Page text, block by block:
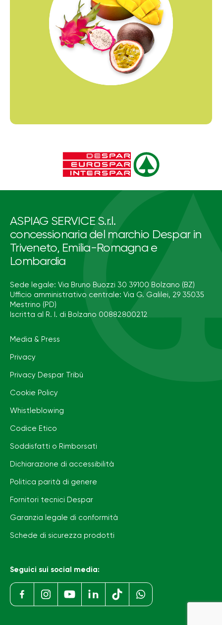
ASPIAG SERVICE S.r.l.
concessionaria del marchio Despar in
Triveneto, Emilia-Romagna e
Lombardia
Sede legale: Via Bruno Buozzi 30 39100 Bolzano (BZ)
Ufficio amministrativo centrale: Via G. Galilei, 29 35035
Mestrino (PD)
Iscritta al R. I. di Bolzano 00882800212
Media & Press
Privacy
Privacy Despar Tribù
Cookie Policy
Whistleblowing
Codice Etico
Soddisfatti o Rimborsati
Dichiarazione di accessibilità
Politica parità di genere
Fornitori tecnici Despar
Garanzia legale di conformità
Schede di sicurezza prodotti
Seguici sui social media: